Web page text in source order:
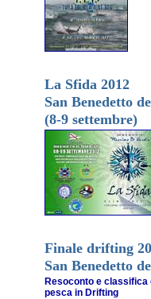
La Sfida 2012
San Benedetto
(8-9 settembre)
Finale drifting
San Benedetto
Resoconto e classifica
pesca in Drifting